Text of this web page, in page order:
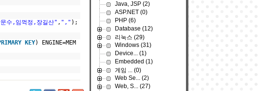
수,임꺽정,장길산" , "," );
KEY) ENGINE=MEM
Java, JSP (2)
ASP.NET (0)
PHP (6)
Database (12)
리눅스 (29)
Windows (31)
Device... (1)
Embedded (1)
게임 ... (0)
Web Se... (2)
Web, S... (27)